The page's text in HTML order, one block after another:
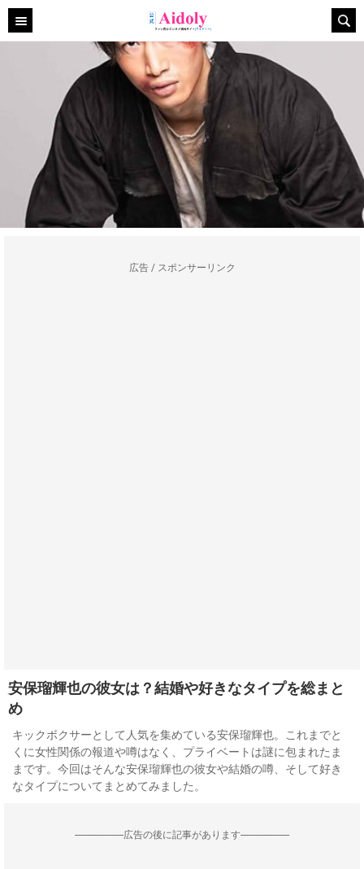
広告 / スポンサーリンク
安保瑠輝也の彼女は？結婚や好きなタイプを総まと
め
キックボクサーとして人気を集めている安保瑠輝也。これまでと
くに女性関係の報道や噂はなく、プライベートは謎に包まれたま
まです。今回はそんな安保瑠輝也の彼女や結婚の噂、そして好き
なタイプについてまとめてみました。
--------------------広告の後に記事があります--------------------